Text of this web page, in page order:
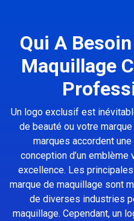
Qui A
Maquillage
Un logo exclusif est
de beauté ou votre
marques accordent
conception d’un
excellence. Les
marque de maquillage sont
de diverses industries
maquillage. Cependant, un